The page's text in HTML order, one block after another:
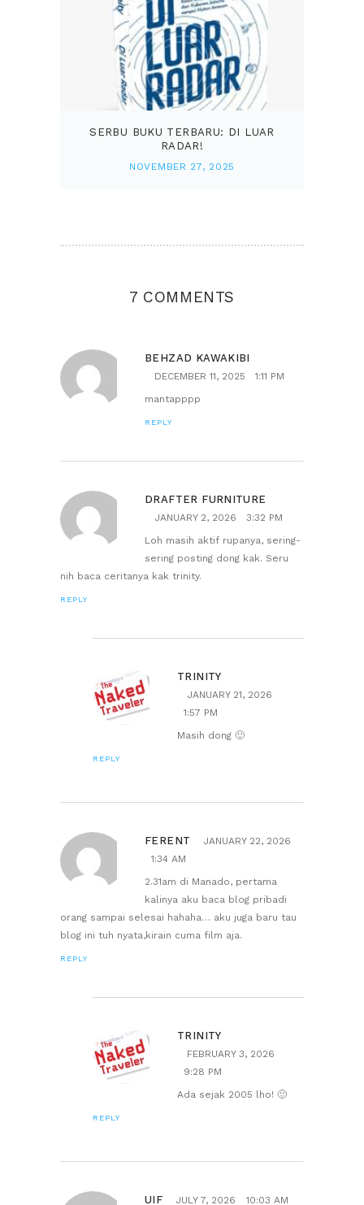
SERBU BUKU TERBARU: DI LUAR
RADAR!
NOVEMBER 27, 2025
7 COMMENTS
BEHZAD KAWAKIBI
DECEMBER 11, 2025
1:11 PM
mantapppp
REPLY
DRAFTER FURNITURE
JANUARY 2, 2026
3:32 PM
Loh masih aktif rupanya, sering-
sering posting dong kak. Seru
nih baca ceritanya kak trinity.
REPLY
TRINITY
JANUARY 21, 2026
1:57 PM
Masih dong 🙂
REPLY
FERENT
JANUARY 22, 2026
1:34 AM
2.31am di Manado, pertama
kalinya aku baca blog pribadi
orang sampai selesai hahaha… aku juga baru tau
blog ini tuh nyata,kirain cuma film aja.
REPLY
TRINITY
FEBRUARY 3, 2026
9:28 PM
Ada sejak 2005 lho! 🙂
REPLY
UIF JULY 7, 2026 10:03 AM